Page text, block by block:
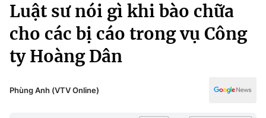
Chuyên mục
Chính trị
Pháp luật
Thể thao
Truyền hình
Văn hóa - Giải trí
Luật sư nói gì khi bào chữa
cho các bị cáo trong vụ Công
ty Hoàng Dân
Phùng Anh (VTV Online)